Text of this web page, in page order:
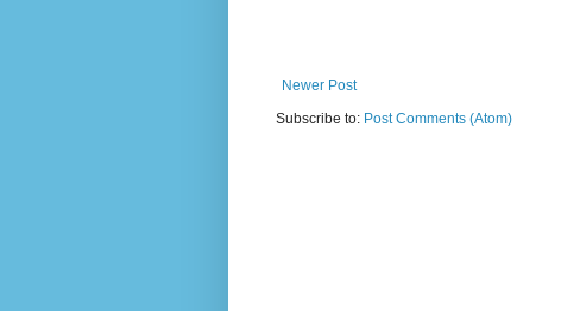
Newer Post
Subscribe to: Post Comments (Atom)